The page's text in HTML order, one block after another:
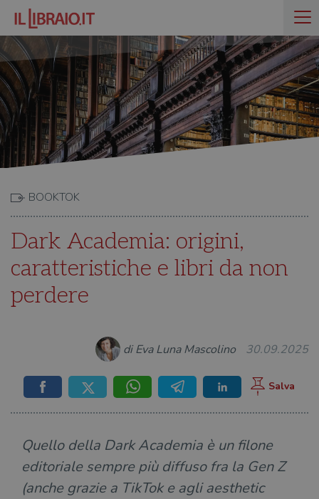
BOOKTOK
Dark Academia: origini,
caratteristiche e libri da non
perdere
di Eva Luna Mascolino 30.09.2025
Quello della Dark Academia è un filone
editoriale sempre più diffuso fra la Gen Z
(anche grazie a TikTok e agli aesthetic